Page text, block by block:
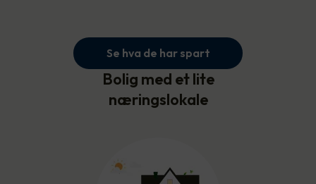
Se hva de har spart
Bolig med et lite
næringslokale